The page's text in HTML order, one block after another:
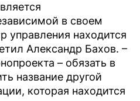
в своем
управления находится
Александр Бахов. –
– обязать в
название другой
которая находится